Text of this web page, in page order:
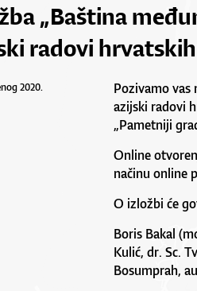
„Baština
radovi hrvatskih
2020.
Pozivamo vas
azijski radovi
„Pametniji
Online
načinu online
O izložbi će
Boris Bakal
Kulić, dr. Sc.
Bosumprah,